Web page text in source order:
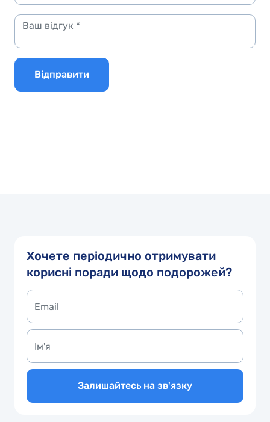
Відправити
Хочете періодично отримувати
корисні поради щодо подорожей?
Залишайтесь на зв'язку